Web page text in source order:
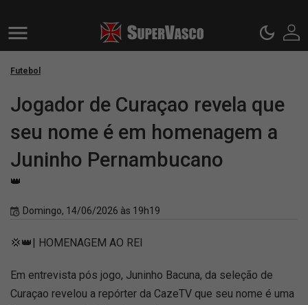
Futebol
Jogador de Curaçao revela que
seu nome é em homenagem a
Juninho Pernambucano
👑
Domingo, 14/06/2026 às 19h19
💢👑| HOMENAGEM AO REI
Em entrevista pós jogo, Juninho Bacuna, da seleção de
Curaçao revelou a repórter da CazeTV que seu nome é uma